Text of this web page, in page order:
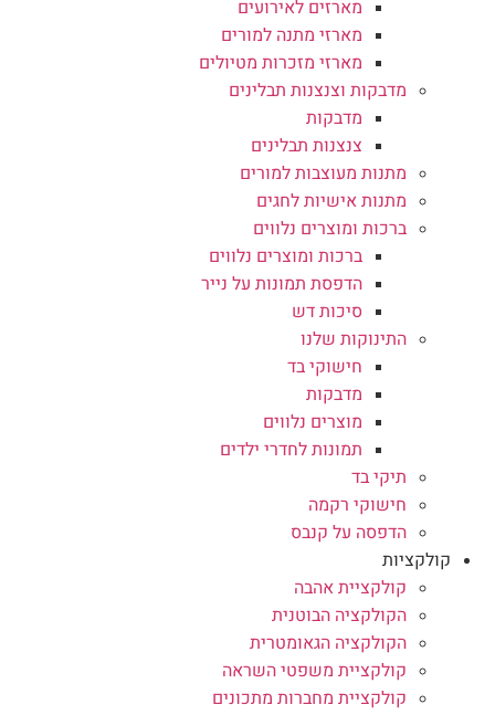
מארזים לאירועים
מארזי מתנה למורים
מארזי מזכרות מטיולים
מדבקות וצנצנות תבלינים
מדבקות
צנצנות תבלינים
מתנות מעוצבות למורים
מתנות אישיות לחגים
ברכות ומוצרים נלווים
ברכות ומוצרים נלווים
הדפסת תמונות על נייר
סיכות דש
התינוקות שלנו
חישוקי בד
מדבקות
מוצרים נלווים
תמונות לחדרי ילדים
תיקי בד
חישוקי רקמה
הדפסה על קנבס
קולקציות
קולקציית אהבה
הקולקציה הבוטנית
הקולקציה הגאומטרית
קולקציית משפטי השראה
קולקציית מחברות מתכונים